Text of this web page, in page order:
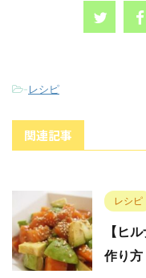
-レシピ
関連記事
レシピ
【ヒ
作り